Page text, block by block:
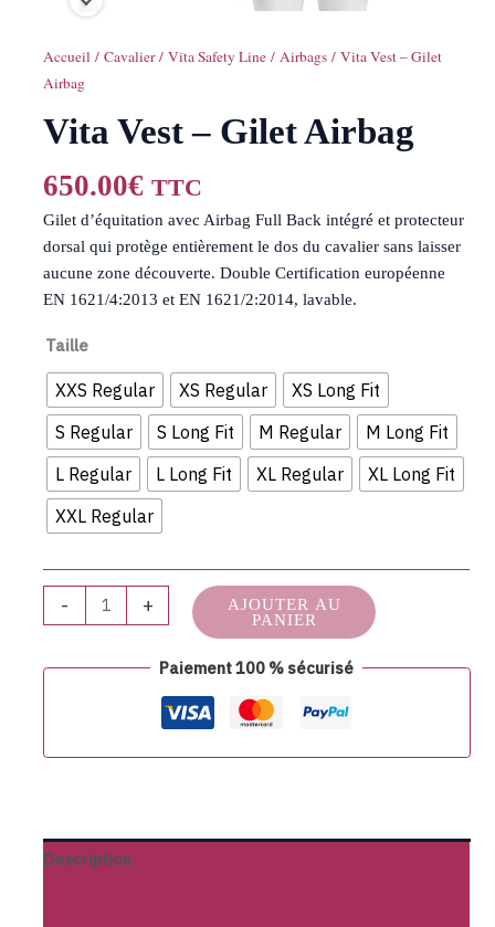
Accueil /Cavalier/Vita Safety Line /Airbags / Vita Vest – Gilet
Airbag
Vita Vest – Gilet Airbag
650.00€ TTC
Gilet d’équitation avec Airbag Full Back intégré et protecteur
dorsal qui protège entièrement le dos du cavalier sans laisser
aucune zone découverte. Double Certification européenne
EN 1621/4:2013 et EN 1621/2:2014, lavable.
Taille
XXS Regular XS Regular
XS Long Fit
S Regular
S Long Fit M Regular
M Long Fit
L Regular
L Long Fit XL Regular
XL Long Fit
XXL Regular
- +
AJOUTER AU
PANIER
Paiement 100 % sécurisé
Description